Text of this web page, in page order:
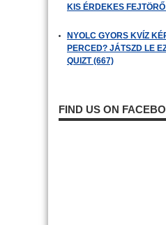
KIS ÉRDEKES
NYOLC GYORS KVÍZ
PERCED? JÁTSZD LE
QUIZT (667)
FIND US ON